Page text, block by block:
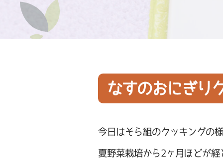
なすのおにぎり
今日はそら組のクッキングの
夏野菜栽培から2ヶ月ほどが